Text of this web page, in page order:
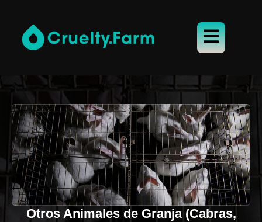
Otros Animales de Granja (Cabras,